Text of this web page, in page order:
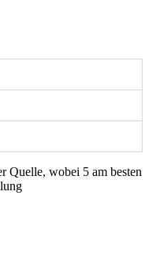
Quelle, wobei 5 am besten